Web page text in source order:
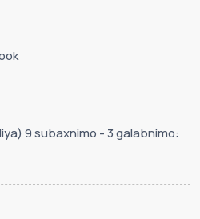
9 subaxnimo - 3 galabnimo: